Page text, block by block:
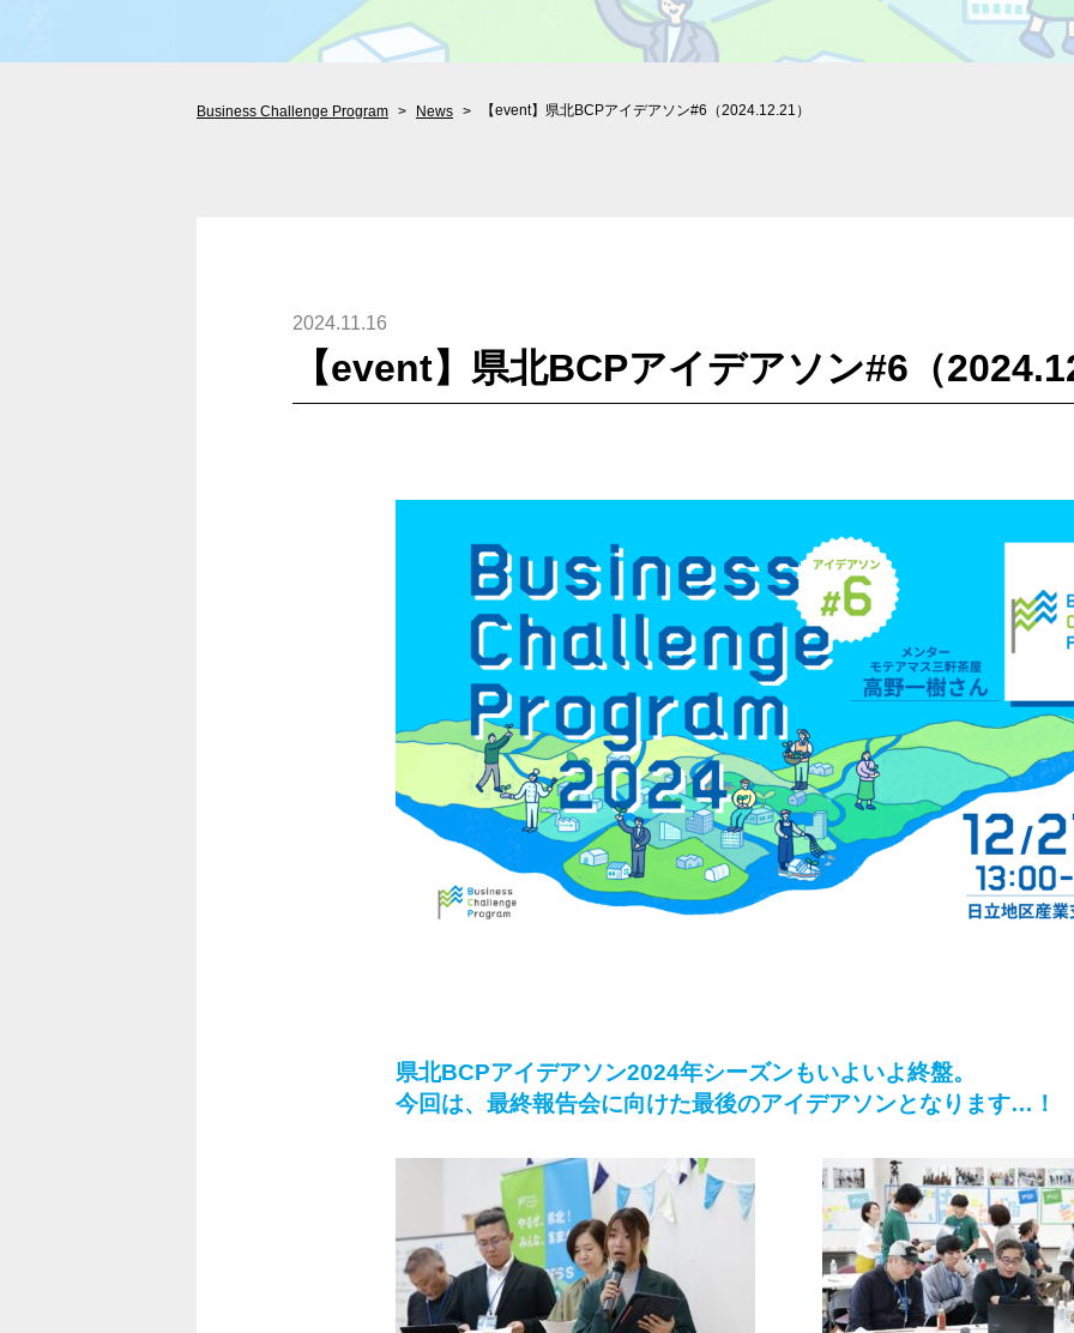
Business Challenge Program News 【event】県北BCPアイデアソン#6（2024.12.21）
2024.11.16
【event】県北BCPアイデアソン#6（
県北BCPアイデアソン2024年シーズンもいよいよ終盤。
今回は、最終報告会に向けた最後のアイデアソンとなります…！